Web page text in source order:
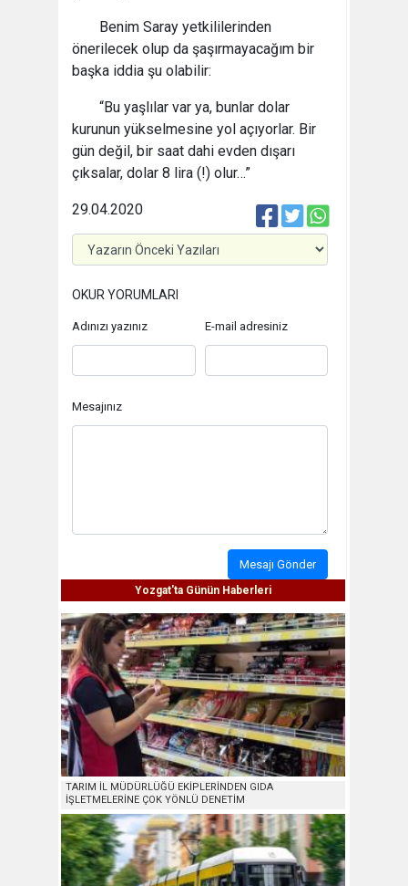
Benim Saray yetkililerinden
önerilecek olup da şaşırmayacağım bir
başka iddia şu olabilir:
“Bu yaşlılar var ya, bunlar dolar
kurunun yükselmesine yol açıyorlar. Bir
gün değil, bir saat dahi evden dışarı
çıksalar, dolar 8 lira (!) olur…”
29.04.2020
OKUR YORUMLARI
Adınızı yazınız E-mail adresiniz
Mesajınız
Mesajı Gönder
Yozgat'ta Günün Haberleri
TARIM İL MÜDÜRLÜĞÜ EKİPLERİNDEN GIDA
İŞLETMELERİNE ÇOK YÖNLÜ DENETİM